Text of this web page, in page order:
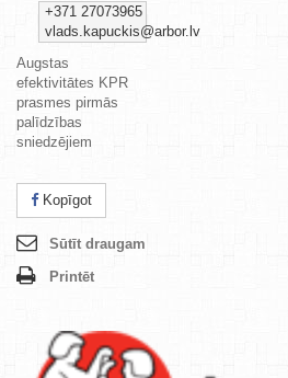
+371 27073965
vlads.kapuckis@arbor.lv
Augstas
efektivitātes KPR
prasmes pirmās
palīdzības
sniedzējiem
Kopīgot
Sūtīt draugam
Printēt